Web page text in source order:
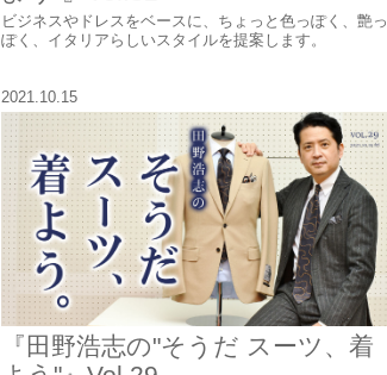
ビジネスやドレスをベースに、ちょっと色っぽく、艶っ
ぽく、イタリアらしいスタイルを提案します。
2021.10.15
『田野浩志の"そうだ スーツ、着